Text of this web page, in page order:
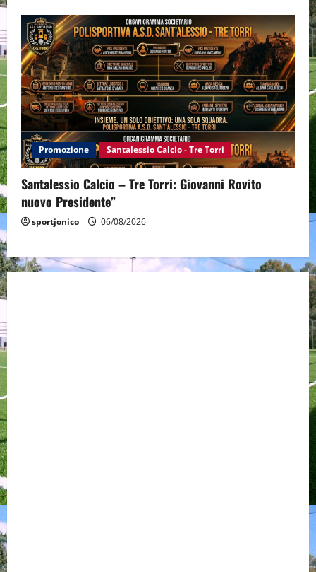
Promozione Santalessio Calcio - Tre Torri
Santalessio Calcio – Tre Torri: Giovanni Rovito
nuovo Presidente”
sportjonico 06/08/2026